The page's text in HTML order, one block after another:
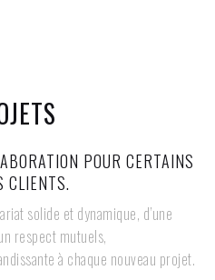
POUR CERTAINS
CLIENTS.
solide et dynamique, d’une
respect mutuels,
à chaque nouveau projet.